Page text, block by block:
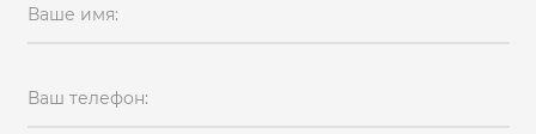
Ваше имя:
Ваш телефон: